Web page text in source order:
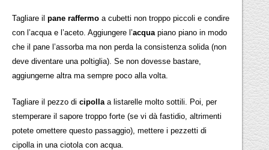
Tagliare ilpane raffermoa cubetti non troppo piccoli e condire
con l’acqua e l’aceto. Aggiungere l’acqua piano piano in modo
che il pane l’assorba ma non perda la consistenza solida (non
deve diventare una poltiglia). Se non dovesse bastare,
aggiungerne altra ma sempre poco alla volta.
Tagliare il pezzo dicipolla a listarelle molto sottili. Poi, per
stemperare il sapore troppo forte (se vi dà fastidio, altrimenti
potete omettere questo passaggio), mettere i pezzetti di
cipolla in una ciotola con acqua.